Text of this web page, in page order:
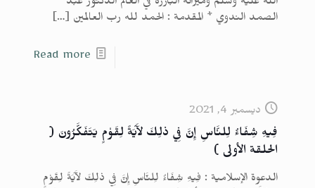
الله عليه وسلم وميزاته البارزة في العالم الدكتور عبد
الصمد الندوي * المقدمة : الحمد لله رب العالمين […]
Read more
ديسمبر 4, 2021
فِيهِ شِفَاءٌ لِلنَّاسِ إِنَّ فِي ذلِكَ لآَيَةً لِقَوْمٍ يَتَفَكَّرُونَ (
الحلقة الأولى )
الدعوة الإسلامية : فِيهِ شِفَاءٌ لِلنَّاسِ إِنَّ فِي ذلِكَ لآَيَةً لِقَوْمٍ